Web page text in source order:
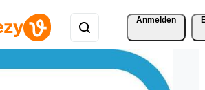
Anmelden